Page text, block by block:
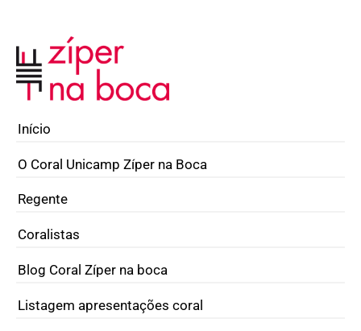
Início
O Coral Unicamp Zíper na Boca
Regente
Coralistas
Blog Coral Zíper na boca
Listagem apresentações coral